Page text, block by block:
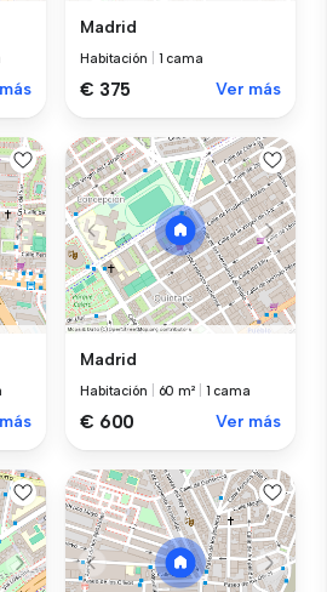
Madrid
Habitación 1 cama
€ 375 Ver más
Madrid
Habitación 60 m² 1 cama
€ 600 Ver más